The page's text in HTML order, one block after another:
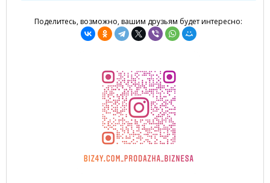
Поделитесь, возможно, вашим друзьям будет интересно: